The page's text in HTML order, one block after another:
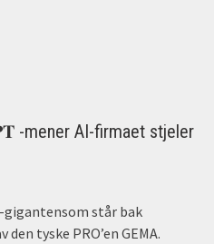
-mener AI-firmaet stjeler
gigantensom står bak
tyske PRO’en GEMA.